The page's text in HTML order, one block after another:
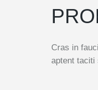
Cras in
aptent taciti